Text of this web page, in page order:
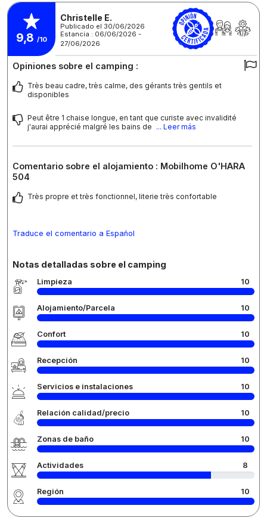
9,8 /10
Christelle E.
Publicado el 30/06/2026
Estancia : 06/06/2026 -
27/06/2026
Opiniones sobre el camping :
Très beau cadre, très calme, des gérants très gentils et
disponibles
Peut être 1 chaise longue, en tant que curiste avec invalidité
j'aurai apprécié malgré les bains de ... Leer más
Comentario sobre el alojamiento : Mobilhome O'HARA
504
Très propre et très fonctionnel, literie très confortable
Traduce el comentario a Español
Notas detalladas sobre el camping
Limpieza 10
Alojamiento/Parcela 10
Confort 10
Recepción 10
Servicios e instalaciones 10
Relación calidad/precio 10
Zonas de baño 10
Actividades 8
Región 10